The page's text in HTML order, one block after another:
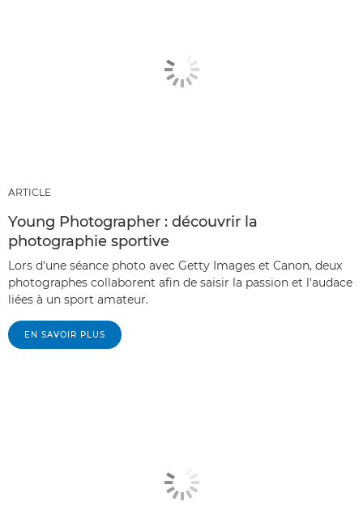
ARTICLE
Young Photographer : découvrir la
photographie sportive
Lors d'une séance photo avec Getty Images et Canon, deux
photographes collaborent afin de saisir la passion et l'audace
liées à un sport amateur.
EN SAVOIR PLUS